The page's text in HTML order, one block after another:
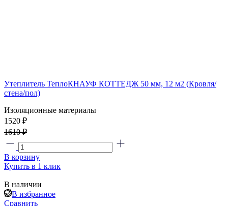
Утеплитель ТеплоКНАУФ КОТТЕДЖ 50 мм, 12 м2 (Кровля/
стена/пол)
Изоляционные материалы
1520 ₽
1610 ₽
В корзину
Купить в 1 клик
В наличии
В избранное
Сравнить